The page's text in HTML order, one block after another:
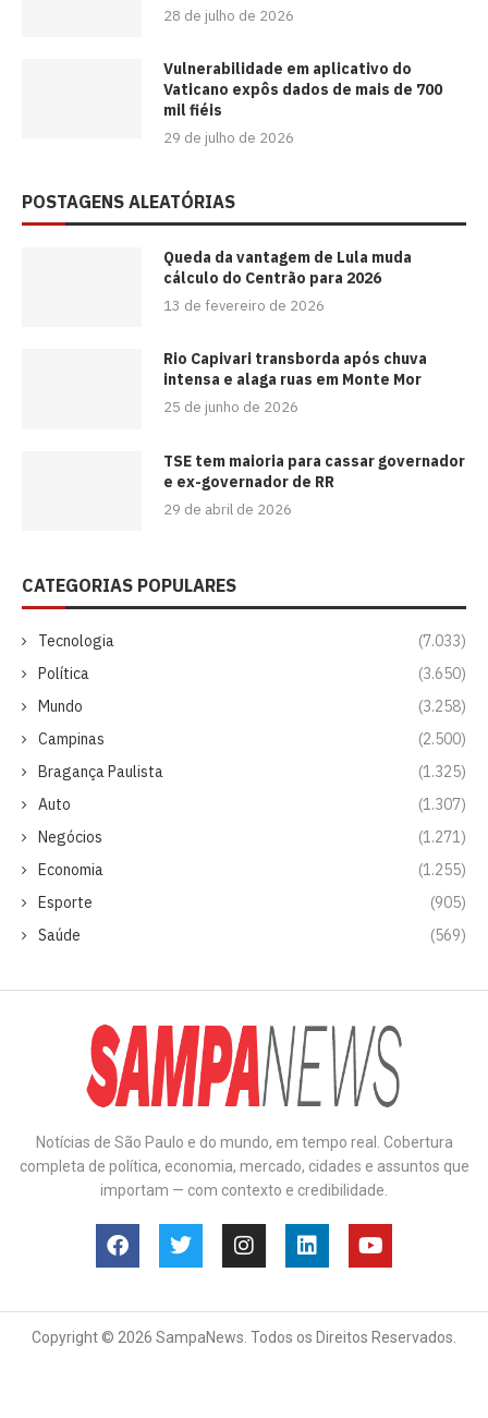
28 de julho de 2026
Vulnerabilidade em aplicativo do
Vaticano expôs dados de mais de 700
mil fiéis
29 de julho de 2026
POSTAGENS ALEATÓRIAS
Queda da vantagem de Lula muda
cálculo do Centrão para 2026
13 de fevereiro de 2026
Rio Capivari transborda após chuva
intensa e alaga ruas em Monte Mor
25 de junho de 2026
TSE tem maioria para cassar governador
e ex-governador de RR
29 de abril de 2026
CATEGORIAS POPULARES
Tecnologia
(7.033)
Política
(3.650)
Mundo
(3.258)
Campinas
(2.500)
Bragança Paulista
(1.325)
Auto
(1.307)
Negócios
(1.271)
Economia
(1.255)
Esporte
(905)
Saúde
(569)
Notícias de São Paulo e do mundo, em tempo real. Cobertura
completa de política, economia, mercado, cidades e assuntos que
importam — com contexto e credibilidade.
Copyright © 2026 SampaNews. Todos os Direitos Reservados.